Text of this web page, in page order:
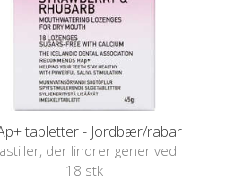
tabletter - Jordbær/rabar
der lindrer gener ved
mundtørhed
18 stk